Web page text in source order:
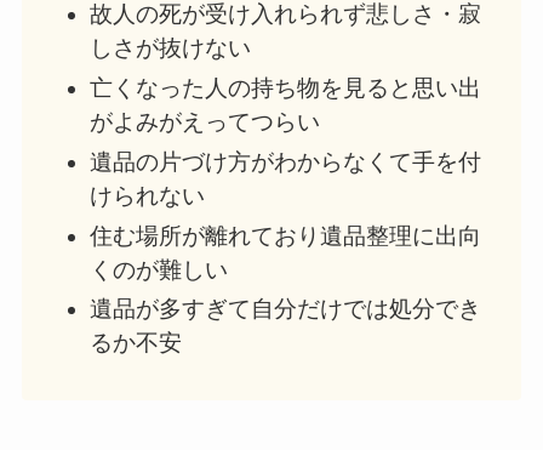
故人の死が受け入れられず悲しさ・寂
しさが抜けない
亡くなった人の持ち物を見ると思い出
がよみがえってつらい
遺品の片づけ方がわからなくて手を付
けられない
住む場所が離れており遺品整理に出向
くのが難しい
遺品が多すぎて自分だけでは処分でき
るか不安